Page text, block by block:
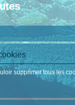
supprimer tous les